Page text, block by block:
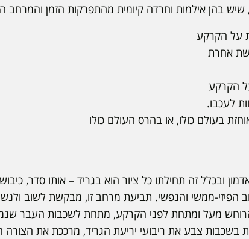
בהן אילמות וחרדה קיומית מהתפרקות הזמן והמרחב
על הקרקע
אחרת
הקרקע
לעכבו.
בעולם כולו, או בהרס העולם כולו
ובכלל זה תחילתו כל ציור הוא בגריד – אותו סדר,
הפיזי-ממשי והנפשי. תביעת מרחב זו, מבקשת לשוב
מעל ומתחת לפני הקרקע, מתחת לשכבות העבר
בשכבות צבע את ריבועי יריעת הגריד, מרככת את הצורה